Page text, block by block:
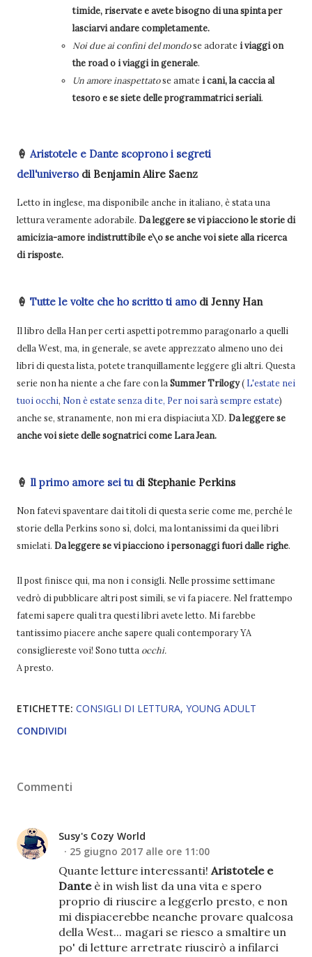
timide, riservate e avete bisogno di una spinta per
lasciarvi andare completamente.
Noi due ai confini del mondose adorate i viaggi on
the road o i viaggi in generale.
Un amore inaspettatose amate i cani, la caccia al
tesoro e se siete delle programmatrici seriali.
🍦 Aristotele e Dante scoprono i segreti
dell'universo di Benjamin Alire Saenz
Letto in inglese, ma disponibile anche in italiano, è stata una
lettura veramente adorabile. Da leggere se vi piacciono le storie di
amicizia-amore indistruttibile e\o se anche voi siete alla ricerca
di risposte.
🍦 Tutte le volte che ho scritto ti amo di Jenny Han
Il libro della Han per certi aspetti potremmo paragonarlo a quelli
della West, ma, in generale, se avete apprezzato almeno uno dei
libri di questa lista, potete tranquillamente leggere gli altri. Questa
serie non ha niente a che fare con la Summer Trilogy( L'estate nei
tuoi occhi, Non è estate senza di te, Per noi sarà sempre estate)
anche se, stranamente, non mi era dispiaciuta XD. Da leggere se
anche voi siete delle sognatrici come Lara Jean.
🍦 Il primo amore sei tu di Stephanie Perkins
Non fatevi spaventare dai titoli di questa serie come me, perché le
storie della Perkins sono sì, dolci, ma lontanissimi da quei libri
smielati. Da leggere se vi piacciono i personaggi fuori dalle righe.
Il post finisce qui, ma non i consigli. Nelle prossime settimane
vedrò di pubblicare altri post simili, se vi fa piacere. Nel frattempo
fatemi sapere quali tra questi libri avete letto. Mi farebbe
tantissimo piacere anche sapere quali contemporary YA
consigliereste voi! Sono tutta occhi.
A presto.
ETICHETTE: CONSIGLI DI LETTURA YOUNG ADULT
CONDIVIDI
Commenti
Susy's Cozy World
25 giugno 2017 alle ore 11:00
Quante letture interessanti! Aristotele e
Danteè in wish list da una vita e spero
proprio di riuscire a leggerlo presto, e non
mi dispiacerebbe neanche provare qualcosa
della West... magari se riesco a smaltire un
po' di letture arretrate riuscirò a infilarci